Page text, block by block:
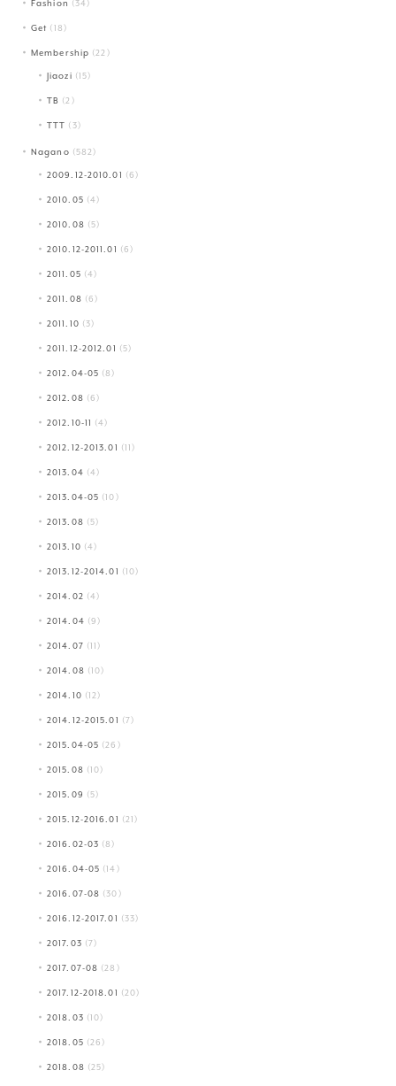
Fashion (34)
Get (18)
Membership (22)
Jiaozi (15)
TB (2)
TTT (3)
Nagano (582)
2009.12-2010.01 (6)
2010.05 (4)
2010.08 (5)
2010.12-2011.01 (6)
2011.05 (4)
2011.08 (6)
2011.10 (3)
2011.12-2012.01 (5)
2012.04-05 (8)
2012.08 (6)
2012.10-11 (4)
2012.12-2013.01 (11)
2013.04 (4)
2013.04-05 (10)
2013.08 (5)
2013.10 (4)
2013.12-2014.01 (10)
2014.02 (4)
2014.04 (9)
2014.07 (11)
2014.08 (10)
2014.10 (12)
2014.12-2015.01 (7)
2015.04-05 (26)
2015.08 (10)
2015.09 (5)
2015.12-2016.01 (21)
2016.02-03 (8)
2016.04-05 (14)
2016.07-08 (30)
2016.12-2017.01 (33)
2017.03 (7)
2017.07-08 (28)
2017.12-2018.01 (20)
2018.03 (10)
2018.05 (26)
2018.08 (25)